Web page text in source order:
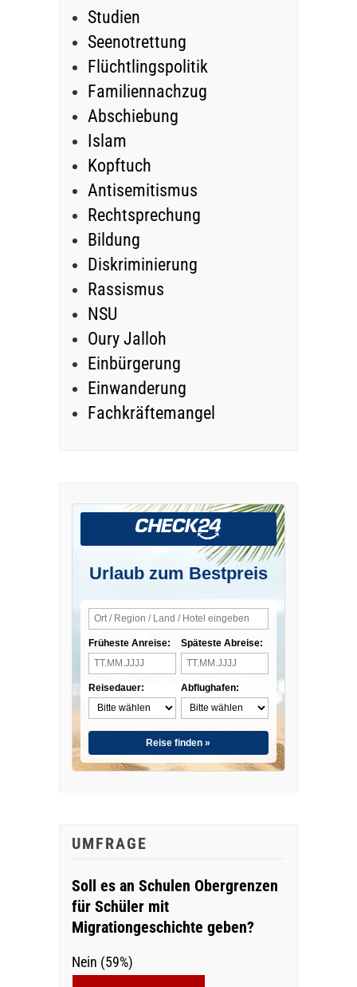
Studien
Seenotrettung
Flüchtlingspolitik
Familiennachzug
Abschiebung
Islam
Kopftuch
Antisemitismus
Rechtsprechung
Bildung
Diskriminierung
Rassismus
NSU
Oury Jalloh
Einbürgerung
Einwanderung
Fachkräftemangel
Urlaub zum Bestpreis
Früheste Anreise:
Reisedauer:
Späteste Abreise:
Abflughafen:
Reise finden »
UMFRAGE
Soll es an Schulen Obergrenzen
für Schüler mit
Migrationgeschichte geben?
Nein (59%)